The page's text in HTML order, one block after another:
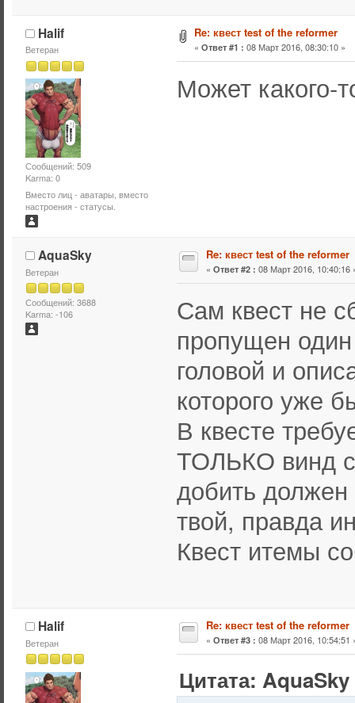
Halif
Ветеран
Сообщений: 509
Karma: 0
Вместо лиц - аватары, вместо
настроения - статусы.
Re: квест test of the reformer
« Ответ #1 : 08 Март 2016, 08:30:10 »
Может какого-
AquaSky
Ветеран
Сообщений: 3688
Karma: -106
Re: квест test of the reformer
« Ответ #2 : 08 Март 2016, 10:40:16
Сам квест не
пропущен
головой и
которого уже
В квесте
ТОЛЬКО винд
добить
твой, правда
Квест итемы
Halif
Ветеран
Re: квест test of the reformer
« Ответ #3 : 08 Март 2016, 10:54:51
Цитата: